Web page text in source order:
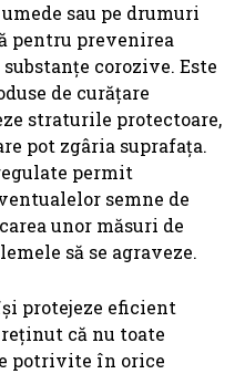
sau pe drumuri
pentru prevenirea
corozive. Este
de curățare
straturile protectoare,
pot zgâria suprafața.
permit
semne de
unor măsuri de
să se agraveze.
protejeze eficient
că nu toate
potrivite în orice